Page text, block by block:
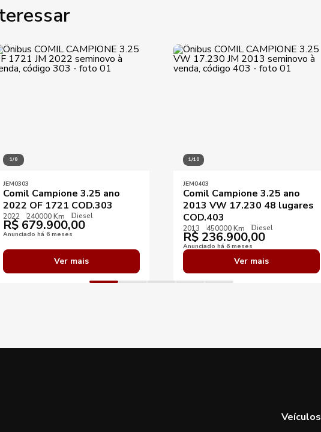
1/9
JEM0303
Comil Campione 3.25 ano
2022 OF 1721 COD.303
2022 240000 Km Diesel
R$ 679.900,00
Anunciado há 6 meses
Ver mais
1/10
JEM0403
Comil Campione 3.25 ano
2013 VW 17.230 48 lugares
COD.403
2013 450000 Km Diesel
R$ 236.900,00
Anunciado há 6 meses
Ver mais
Veículos